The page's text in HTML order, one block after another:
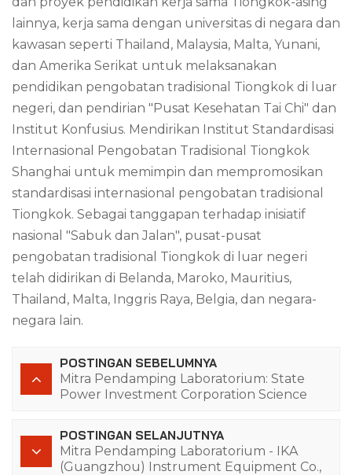
lainnya, kerja sama dengan universitas di negara dan
kawasan seperti Thailand, Malaysia, Malta, Yunani,
dan Amerika Serikat untuk melaksanakan
pendidikan pengobatan tradisional Tiongkok di luar
negeri, dan pendirian "Pusat Kesehatan Tai Chi" dan
Institut Konfusius. Mendirikan Institut Standardisasi
Internasional Pengobatan Tradisional Tiongkok
Shanghai untuk memimpin dan mempromosikan
standardisasi internasional pengobatan tradisional
Tiongkok. Sebagai tanggapan terhadap inisiatif
nasional "Sabuk dan Jalan", pusat-pusat
pengobatan tradisional Tiongkok di luar negeri
telah didirikan di Belanda, Maroko, Mauritius,
Thailand, Malta, Inggris Raya, Belgia, dan negara-
negara lain.
POSTINGAN SEBELUMNYA
Mitra Pendamping Laboratorium: State
Power Investment Corporation Science
POSTINGAN SELANJUTNYA
Mitra Pendamping Laboratorium - IKA
(Guangzhou) Instrument Equipment Co.,